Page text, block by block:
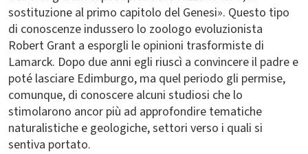
sostituzione al primo capitolo del Genesi». Questo tipo
di conoscenze indussero lo zoologo evoluzionista
Robert Grant a esporgli le opinioni trasformiste di
Lamarck. Dopo due anni egli riuscì a convincere il padre e
poté lasciare Edimburgo, ma quel periodo gli permise,
comunque, di conoscere alcuni studiosi che lo
stimolarono ancor più ad approfondire tematiche
naturalistiche e geologiche, settori verso i quali si
sentiva portato.